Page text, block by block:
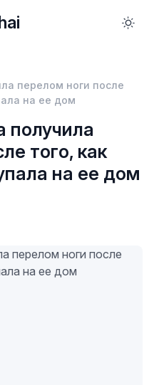
перелом ноги после
на ее дом
получила
того, как
на ее дом